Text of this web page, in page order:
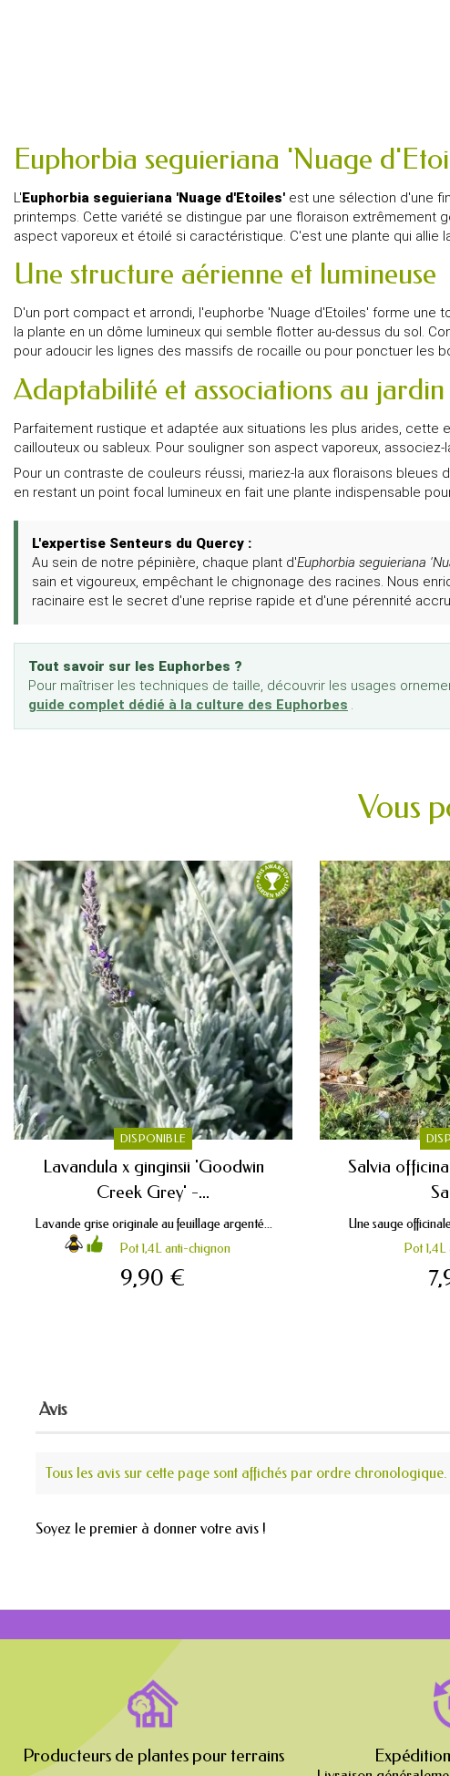
Euphorbia seguieriana 'Nuage
L'Euphorbia seguieriana 'Nuage d'Etoiles' est une sélection d'une
printemps. Cette variété se distingue par une floraison extrêmement
aspect vaporeux et étoilé si caractéristique. C'est une plante qui
Une structure aérienne et lumineuse
D'un port compact et arrondi, l'euphorbe 'Nuage d'Etoiles' forme
la plante en un dôme lumineux qui semble flotter au-dessus du sol.
pour adoucir les lignes des massifs de rocaille ou pour ponctuer les
Adaptabilité et associations au jardin
Parfaitement rustique et adaptée aux situations les plus arides, cette
caillouteux ou sableux. Pour souligner son aspect vaporeux,
Pour un contraste de couleurs réussi, mariez-la aux floraisons bleues
en restant un point focal lumineux en fait une plante indispensable
L'expertise Senteurs du Quercy :
Au sein de notre pépinière, chaque plant d'Euphorbia seguieriana
sain et vigoureux, empêchant le chignonage des racines. Nous
racinaire est le secret d'une reprise rapide et d'une pérennité
Tout savoir sur les Euphorbes ?
Pour maîtriser les techniques de taille, découvrir les usages
guide complet dédié à la culture des Euphorbes .
Vous
DISPONIBLE
Lavandula x ginginsii 'Goodwin
Creek Grey' -...
Lavande grise originale au feuillage argenté...
Pot 1,4L anti-chignon
9,90 €
Salvia
Une sauge
Pot
Avis
Tous les avis sur cette page sont affichés par ordre chronologique.
Soyez le premier à donner votre avis !
Producteurs de plantes pour terrains